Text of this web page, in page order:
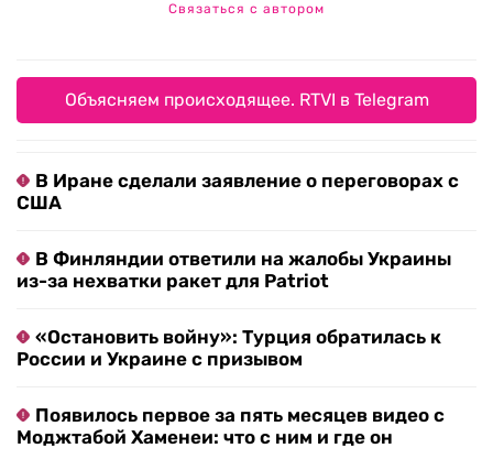
Связаться с автором
Объясняем происходящее. RTVI в Telegram
В Иране сделали заявление о переговорах с
США
В Финляндии ответили на жалобы Украины
из-за нехватки ракет для Patriot
«Остановить войну»: Турция обратилась к
России и Украине с призывом
Появилось первое за пять месяцев видео с
Моджтабой Хаменеи: что с ним и где он